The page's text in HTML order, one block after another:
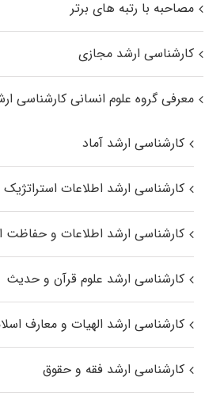
مصاحبه با رتبه های برتر
کارشناسی ارشد مجازی
معرفی گروه علوم انسانی کارشناسی
کارشناسی ارشد آماد
کارشناسی ارشد اطلاعات استراتژیک
کارشناسی ارشد اطلاعات و حفاظت
کارشناسی ارشد علوم قرآن و حدیث
کارشناسی ارشد الهیات و معارف
کارشناسی ارشد فقه و حقوق